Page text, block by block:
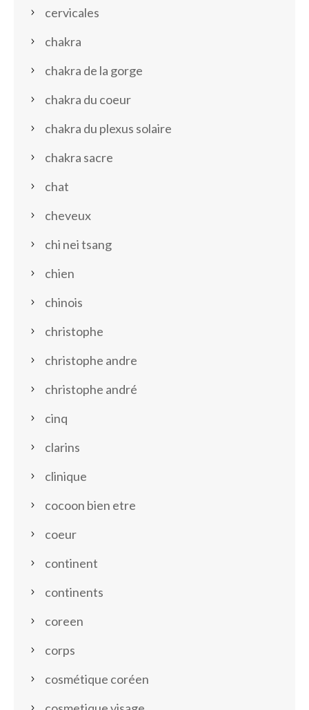
cervicales
chakra
chakra de la gorge
chakra du coeur
chakra du plexus solaire
chakra sacre
chat
cheveux
chi nei tsang
chien
chinois
christophe
christophe andre
christophe andré
cinq
clarins
clinique
cocoon bien etre
coeur
continent
continents
coreen
corps
cosmétique coréen